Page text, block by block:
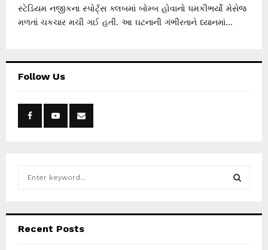
સ્ટેડિયમ નજીકના સ્પોર્ટ્સ ક્લબમાં બોમ્બ હોવાનો ધમકીભર્યો મેસેજ
મળતાં ચકચાર મચી ગઈ હતી. આ ઘટનાની ગંભીરતાને ધ્યાનમાં...
Follow Us
h
Recent Posts